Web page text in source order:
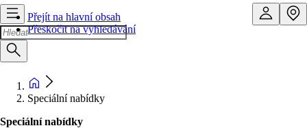
Přejít na hlavní obsah
Přeskočit na vyhledávání
Speciální nabídky
Speciální nabídky